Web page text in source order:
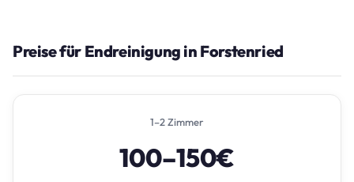
Preise für Endreinigung in Forstenried
1–2 Zimmer
100–150€